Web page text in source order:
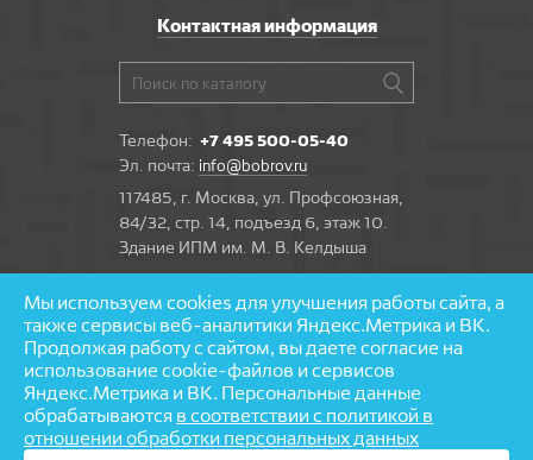
Контактная информация
Телефон: +7 495 500-05-40
Эл. почта: info@bobrov.ru
117485, г. Москва, ул. Профсоюзная,
84/32, стр. 14, подъезд 6, этаж 10.
Здание ИПМ им. М. В. Келдыша
Задать вопрос
© 1997—2026 «Бобров» — напольные покрытия
Разработка и поддержка сайта — агентство
Мы используем cookies для улучшения работы сайта, а
также сервисы веб-аналитики Яндекс.Метрика и ВК.
Продолжая работу с сайтом, вы даете согласие на
использование cookie-файлов и сервисов
Яндекс.Метрика и ВК. Персональные данные
обрабатываются в соответствии с политикой в
отношении обработки персональных данных